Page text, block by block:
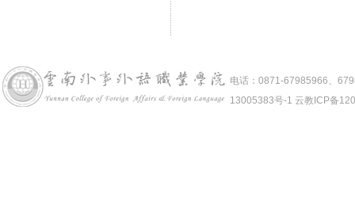
电话：0871-67985966、
13005383号-1 云教ICP备